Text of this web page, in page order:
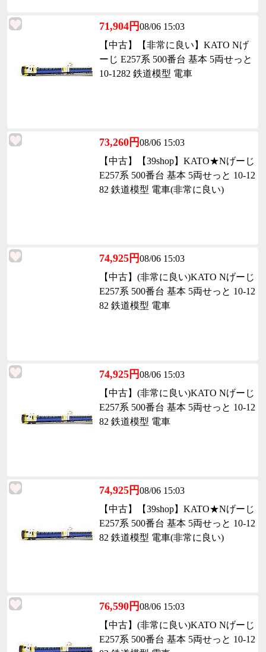
71,904円08/06 15:03
【中古】【非常に良い】KATO Nげ
ーじ E257系 500番台 基本 5両せっと
10-1282 鉄道模型 電車
73,260円08/06 15:03
【中古】【39shop】KATO★Nげーじ
E257系 500番台 基本 5両せっと 10-12
82 鉄道模型 電車(非常に良い)
74,925円08/06 15:03
【中古】(非常に良い)KATO Nげーじ
E257系 500番台 基本 5両せっと 10-12
82 鉄道模型 電車
74,925円08/06 15:03
【中古】(非常に良い)KATO Nげーじ
E257系 500番台 基本 5両せっと 10-12
82 鉄道模型 電車
74,925円08/06 15:03
【中古】【39shop】KATO★Nげーじ
E257系 500番台 基本 5両せっと 10-12
82 鉄道模型 電車(非常に良い)
76,590円08/06 15:03
【中古】(非常に良い)KATO Nげーじ
E257系 500番台 基本 5両せっと 10-12